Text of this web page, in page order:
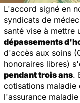
L'accord signé en
syndicats de
santé vise à mettre
dépassements
d'accès aux soins
honoraires libres)
pendant trois ans.
cotisations maladie
l'assurance